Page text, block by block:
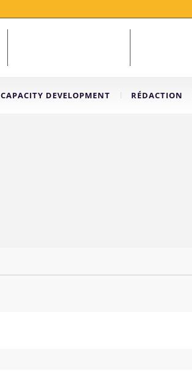
CAPACITY DEVELOPMENT RÉDACTION